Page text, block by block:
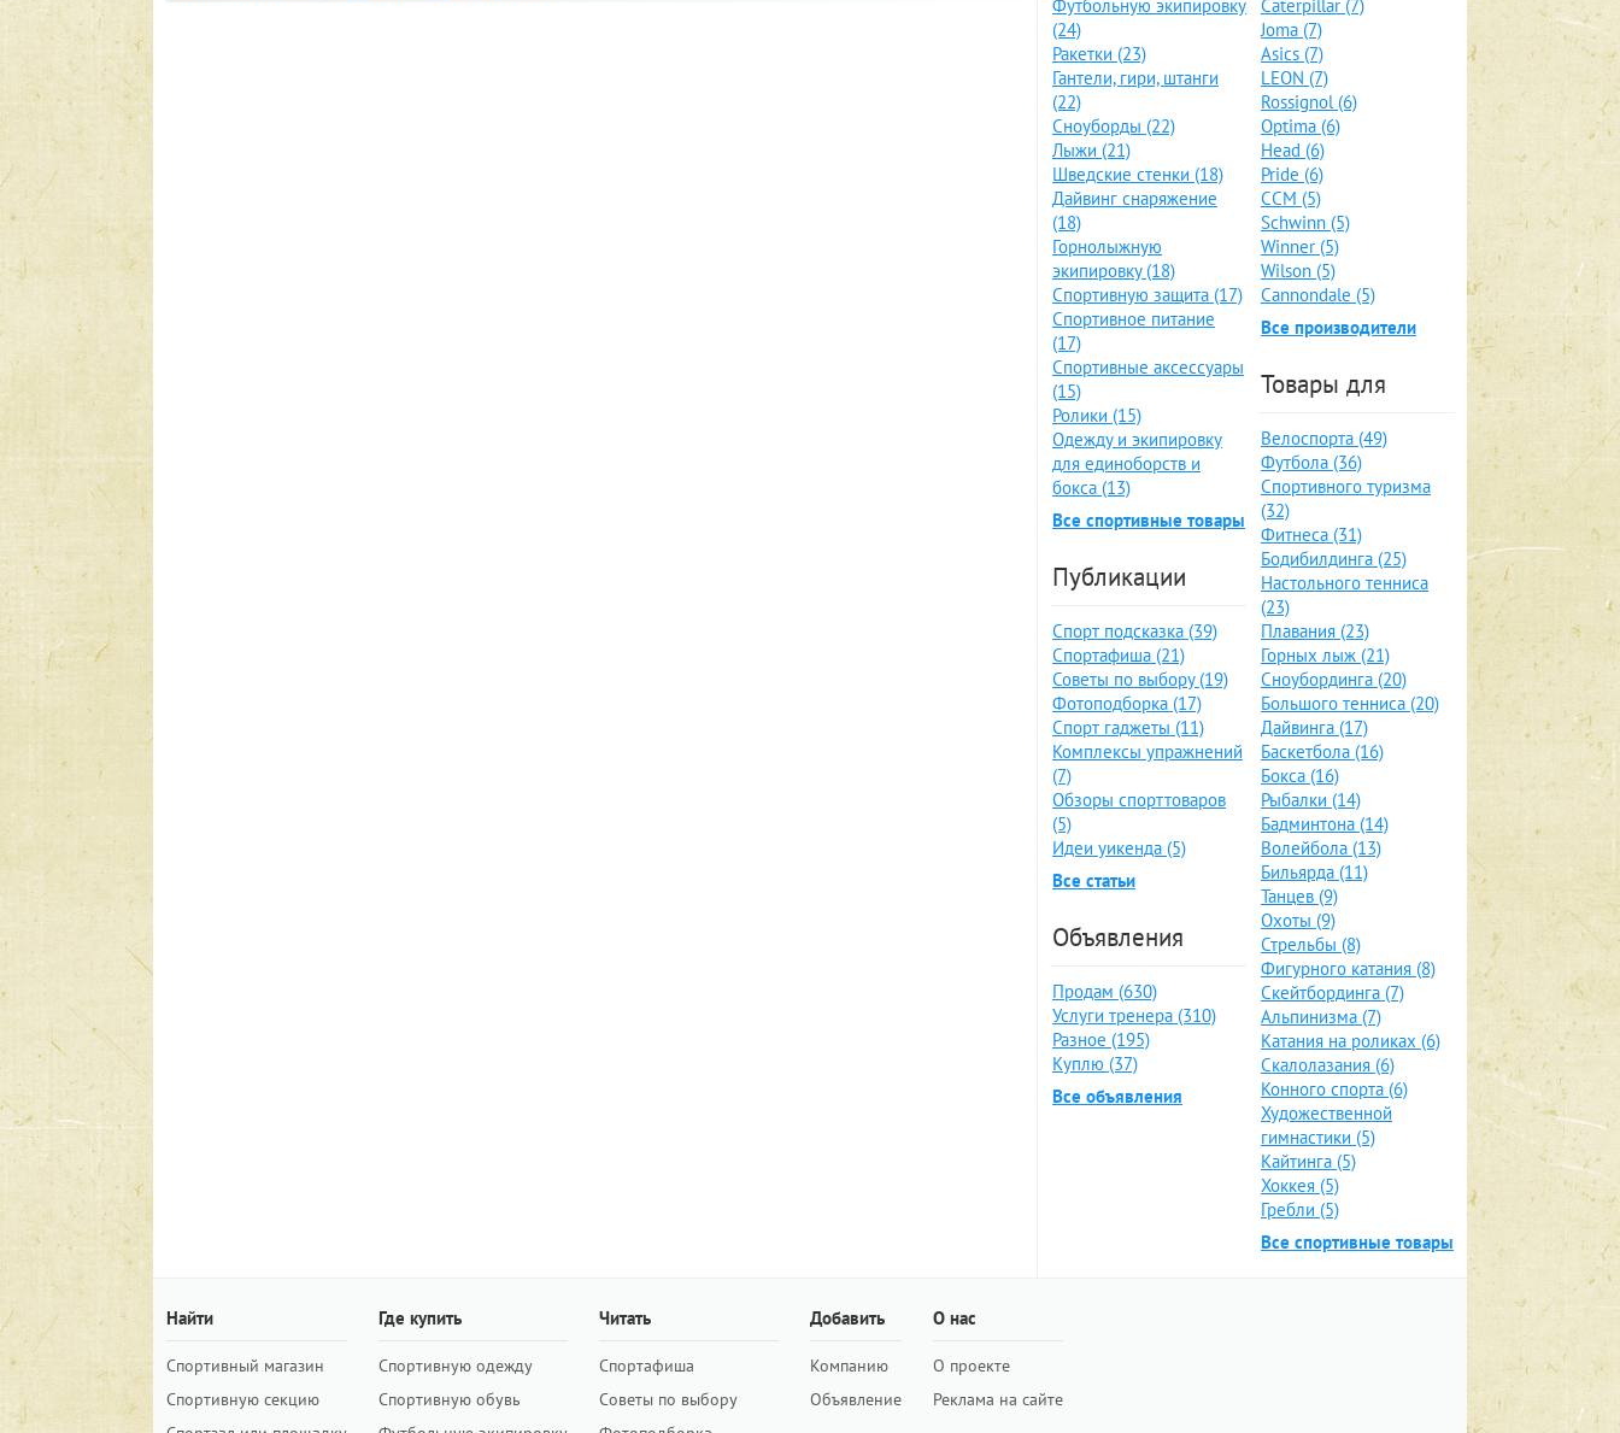
Футбольную экипировку
(24)
Ракетки (23)
Гантели, гири, штанги
(22)
Сноуборды (22)
Лыжи (21)
Шведские стенки (18)
Дайвинг снаряжение
(18)
Горнолыжную
экипировку (18)
Спортивную защита (17)
Спортивное питание
(17)
Спортивные аксессуары
(15)
Ролики (15)
Одежду и экипировку
для единоборств и
бокса (13)
Все спортивные товары
Публикации
Спорт подсказка (39)
Спортафиша (21)
Советы по выбору (19)
Фотоподборка (17)
Спорт гаджеты (11)
Комплексы упражнений
(7)
Обзоры спорттоваров
(5)
Идеи уикенда (5)
Все статьи
Объявления
Продам (630)
Услуги тренера (310)
Разное (195)
Куплю (37)
Все объявления
Caterpillar (7)
Joma (7)
Asics (7)
LEON (7)
Rossignol (6)
Optima (6)
Head (6)
Pride (6)
CCM (5)
Schwinn (5)
Winner (5)
Wilson (5)
Cannondale (5)
Все производители
Товары для
Велоспорта (49)
Футбола (36)
Спортивного туризма
(32)
Фитнеса (31)
Бодибилдинга (25)
Настольного тенниса
(23)
Плавания (23)
Горных лыж (21)
Сноубординга (20)
Большого тенниса (20)
Дайвинга (17)
Баскетбола (16)
Бокса (16)
Рыбалки (14)
Бадминтона (14)
Волейбола (13)
Бильярда (11)
Танцев (9)
Охоты (9)
Стрельбы (8)
Фигурного катания (8)
Скейтбординга (7)
Альпинизма (7)
Катания на роликах (6)
Скалолазания (6)
Конного спорта (6)
Художественной
гимнастики (5)
Кайтинга (5)
Хоккея (5)
Гребли (5)
Все спортивные товары
Найти
Спортивный магазин
Спортивную секцию
Где купить
Спортивную одежду
Спортивную обувь
Читать
Спортафиша
Советы по выбору
Добавить
Компанию
Объявление
О нас
О проекте
Реклама на сайте